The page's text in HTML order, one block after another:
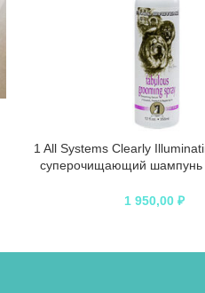
1 All Systems Clearly
суперочищающий шампунь
1 950,00₽